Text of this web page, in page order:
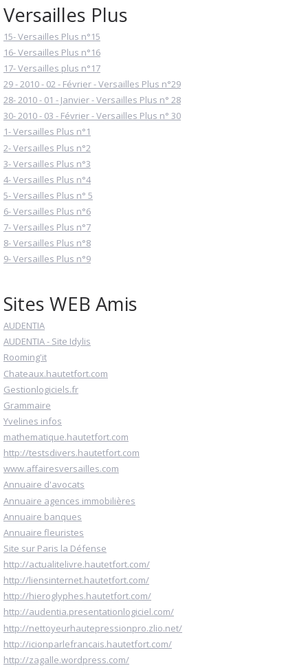
Versailles Plus
15- Versailles Plus n°15
16- Versailles Plus n°16
17- Versailles plus n°17
29 - 2010 - 02 - Février - Versailles Plus n°29
28- 2010 - 01 - Janvier - Versailles Plus n° 28
30- 2010 - 03 - Février - Versailles Plus n° 30
1- Versailles Plus n°1
2- Versailles Plus n°2
3- Versailles Plus n°3
4- Versailles Plus n°4
5- Versailles Plus n° 5
6- Versailles Plus n°6
7- Versailles Plus n°7
8- Versailles Plus n°8
9- Versailles Plus n°9
Sites WEB Amis
AUDENTIA
AUDENTIA - Site Idylis
Rooming'it
Chateaux.hautetfort.com
Gestionlogiciels.fr
Grammaire
Yvelines infos
mathematique.hautetfort.com
http://testsdivers.hautetfort.com
www.affairesversailles.com
Annuaire d'avocats
Annuaire agences immobilières
Annuaire banques
Annuaire fleuristes
Site sur Paris la Défense
http://actualitelivre.hautetfort.com/
http://liensinternet.hautetfort.com/
http://hieroglyphes.hautetfort.com/
http://audentia.presentationlogiciel.com/
http://nettoyeurhautepressionpro.zlio.net/
http://icionparlefrancais.hautetfort.com/
http://zagalle.wordpress.com/